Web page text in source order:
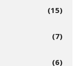
(15)
(7)
(6)